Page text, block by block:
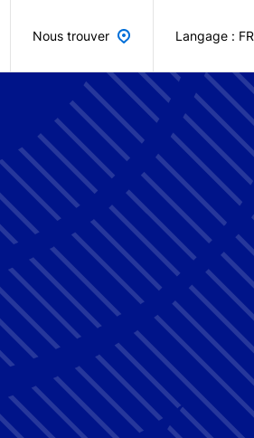
Nous trouver Langage : FR